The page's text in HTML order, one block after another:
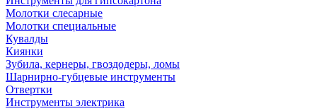
Молотки слесарные
Молотки специальные
Кувалды
Киянки
Зубила, кернеры, гвоздодеры, ломы
Шарнирно-губцевые инструменты
Отвертки
Инструменты электрика